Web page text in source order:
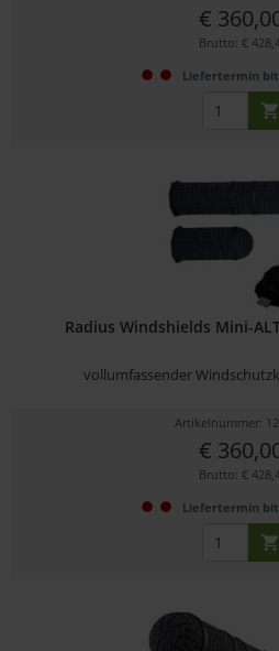
€
Brutto: €
Liefertermin
Radius Windshields Mini-
vollumfassender
Artikelnummer:
€
Brutto: €
Liefertermin